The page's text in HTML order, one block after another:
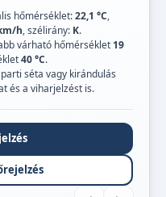
hőmérséklet:22,1 °C,
h, szélirány: K.
várható hőmérséklet 19
40 °C.
séta vagy kirándulás
és a viharjelzést is.